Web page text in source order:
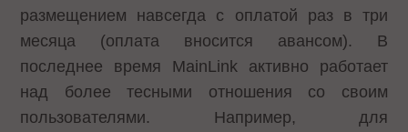
размещением навсегда с оплатой раз в три
месяца (оплата вносится авансом). В
последнее время MainLink активно работает
над более тесными отношения со своим
пользователями. Например, для